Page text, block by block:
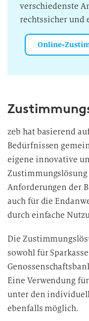
verschiedenste
rechtssicher und
Online-
zeb hat basierend
Bedürfnissen
eigene innovative
Anforderungen der
auch für die
durch einfache
Die
sowohl für
Eine Verwendung
unter den
ebenfalls möglich.